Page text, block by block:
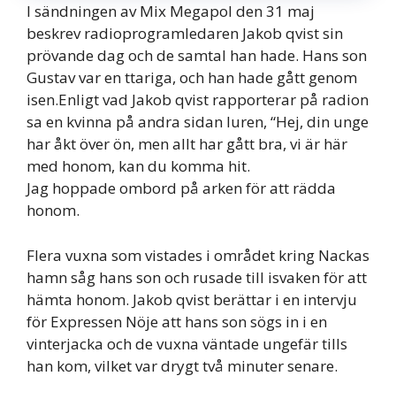
I sändningen av Mix Megapol den 31 maj
beskrev radioprogramledaren Jakob qvist sin
prövande dag och de samtal han hade. Hans son
Gustav var en ttariga, och han hade gått genom
isen.Enligt vad Jakob qvist rapporterar på radion
sa en kvinna på andra sidan luren, “Hej, din unge
har åkt över ön, men allt har gått bra, vi är här
med honom, kan du komma hit.
Jag hoppade ombord på arken för att rädda
honom.
Flera vuxna som vistades i området kring Nackas
hamn såg hans son och rusade till isvaken för att
hämta honom. Jakob qvist berättar i en intervju
för Expressen Nöje att hans son sögs in i en
vinterjacka och de vuxna väntade ungefär tills
han kom, vilket var drygt två minuter senare.